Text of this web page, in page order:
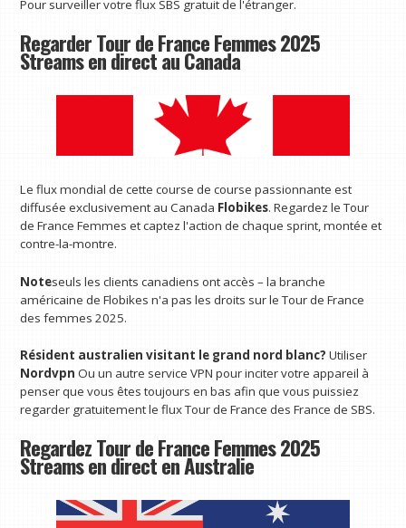
Pour surveiller votre flux SBS gratuit de l'étranger.
Regarder Tour de France Femmes 2025
Streams en direct au Canada
Le flux mondial de cette course de course passionnante est
diffusée exclusivement au Canada Flobikes. Regardez le Tour
de France Femmes et captez l'action de chaque sprint, montée et
contre-la-montre.
Noteseuls les clients canadiens ont accès – la branche
américaine de Flobikes n'a pas les droits sur le Tour de France
des femmes 2025.
Résident australien visitant le grand nord blanc? Utiliser
Nordvpn Ou un autre service VPN pour inciter votre appareil à
penser que vous êtes toujours en bas afin que vous puissiez
regarder gratuitement le flux Tour de France des France de SBS.
Regardez Tour de France Femmes 2025
Streams en direct en Australie